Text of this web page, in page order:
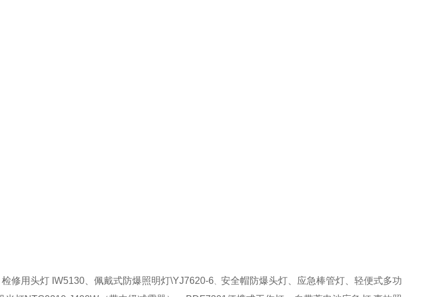
修用头灯 IW5130、佩戴式防爆照明灯\YJ7620-6、 安全帽防爆头灯、应急棒管灯、轻便式多功